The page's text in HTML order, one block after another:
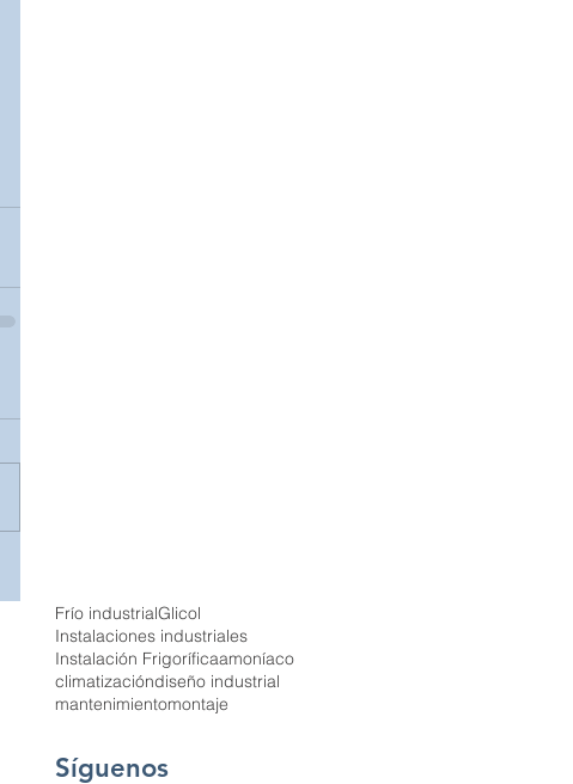
Frío industrialGlicol
Instalaciones industriales
Instalación Frigoríficaamoníaco
climatizacióndiseño industrial
mantenimientomontaje
Síguenos